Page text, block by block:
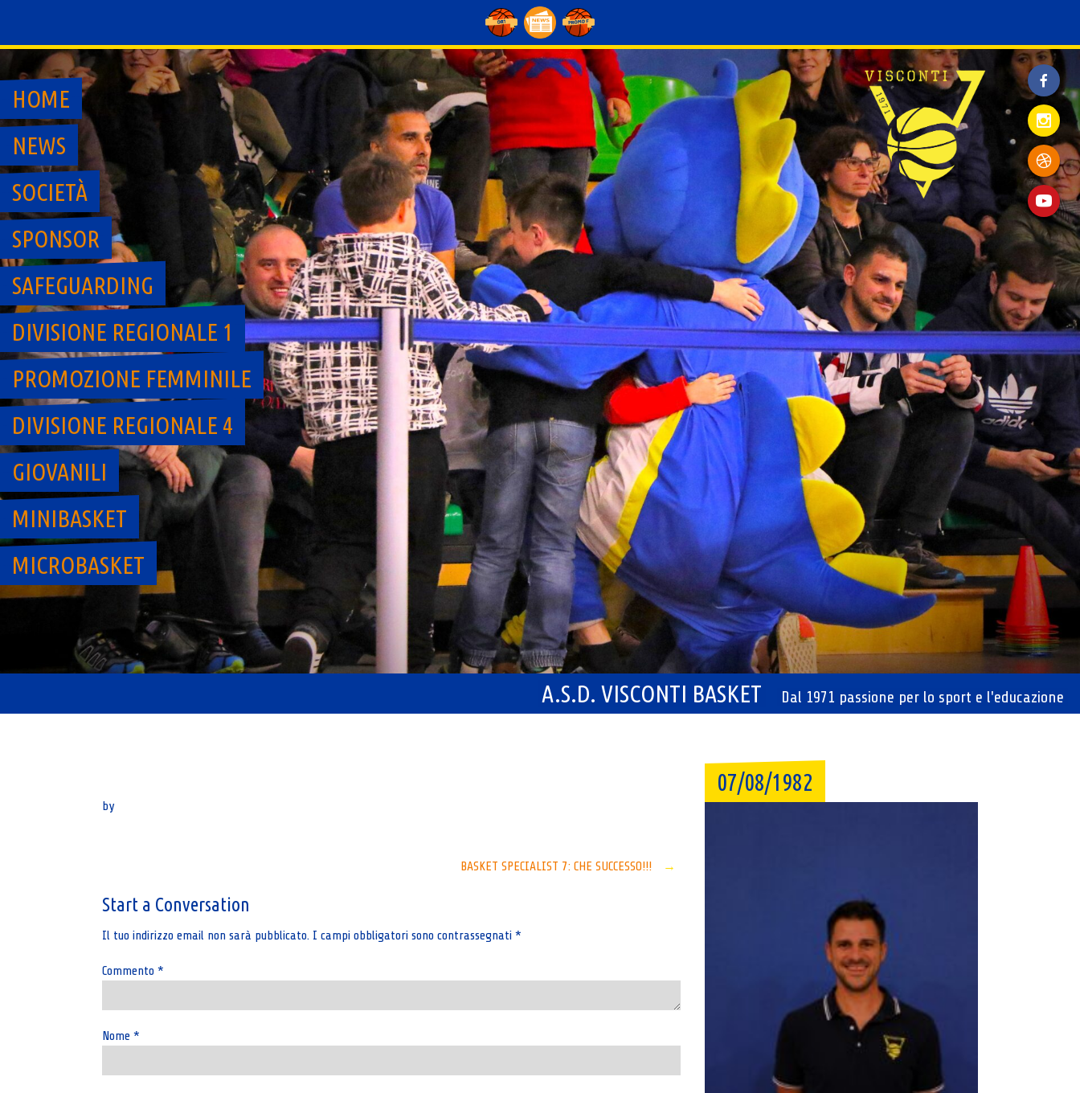
content
A.S.D. VISCONTI BASKET Dal 1971 passione per lo sport e l'educazione
HOME
NEWS
SOCIETÀ
SPONSOR
SAFEGUARDING
DIVISIONE REGIONALE 1
PROMOZIONE FEMMINILE
DIVISIONE REGIONALE 4
GIOVANILI
MINIBASKET
MICROBASKET
by
navigation
BASKET SPECIALIST 7: CHE SUCCESSO!!! →
Start a Conversation
Il tuo indirizzo email non sarà pubblicato. I campi obbligatori sono contrassegnati *
Commento *
Nome *
07/08/1982